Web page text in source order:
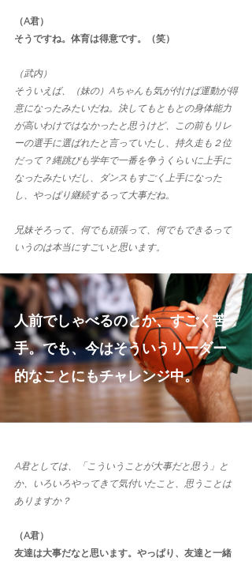
（A君）
そうですね。体育は得意です。（笑）
（武内）
そういえば、（妹の）Aちゃんも気が付けば運動が得
意になったみたいだね。決してもともとの身体能力
が高いわけではなかったと思うけど、この前もリレ
ーの選手に選ばれたと言っていたし、持久走も２位
だって？縄跳びも学年で一番を争うくらいに上手に
なったみたいだし、ダンスもすごく上手になった
し、やっぱり継続するって大事だね。
兄妹そろって、何でも頑張って、何でもできるって
いうのは本当にすごいと思います。
人前でしゃべるのとか、すごく苦
手。でも、今はそういうリーダー
的なことにもチャレンジ中。
A君としては、「こういうことが大事だと思う」と
か、いろいろやってきて気付いたこと、思うことは
ありますか？
（A君）
友達は大事だなと思います。やっぱり、友達と一緒